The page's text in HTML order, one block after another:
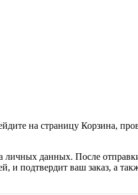
на страницу Корзина,
личных данных. После
и подтвердит ваш заказ, а